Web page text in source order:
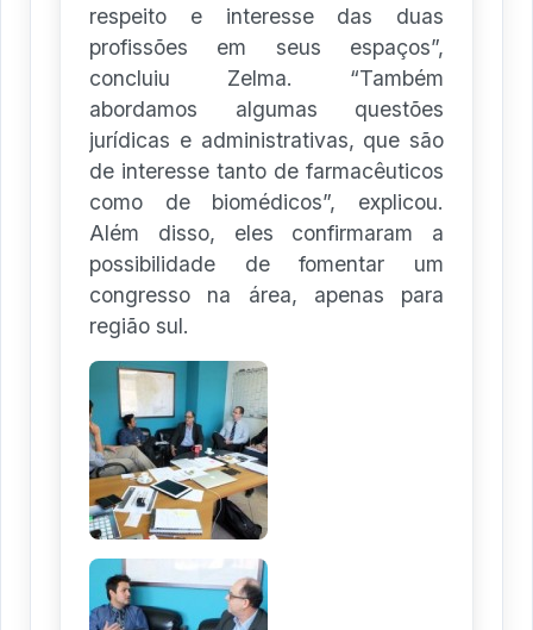
respeito e interesse das duas
profissões em seus espaços”,
concluiu Zelma. “Também
abordamos algumas questões
jurídicas e administrativas, que são
de interesse tanto de farmacêuticos
como de biomédicos”, explicou.
Além disso, eles confirmaram a
possibilidade de fomentar um
congresso na área, apenas para
região sul.